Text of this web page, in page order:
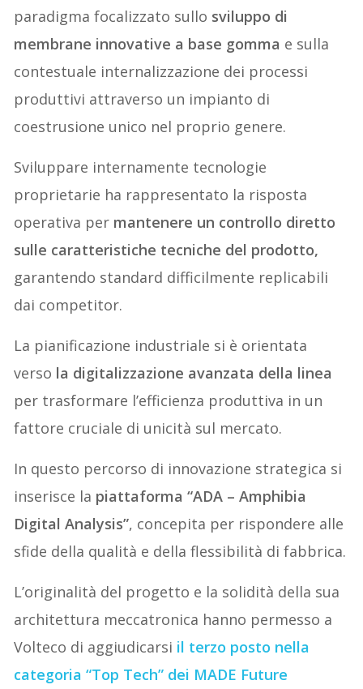
paradigma focalizzato sullo sviluppo di
membrane innovative a base gomma e sulla
contestuale internalizzazione dei processi
produttivi attraverso un impianto di
coestrusione unico nel proprio genere.
Sviluppare internamente tecnologie
proprietarie ha rappresentato la risposta
operativa per mantenere un controllo diretto
sulle caratteristiche tecniche del prodotto,
garantendo standard difficilmente replicabili
dai competitor.
La pianificazione industriale si è orientata
verso la digitalizzazione avanzata della linea
per trasformare l’efficienza produttiva in un
fattore cruciale di unicità sul mercato.
In questo percorso di innovazione strategica si
inserisce la piattaforma “ADA – Amphibia
Digital Analysis”, concepita per rispondere alle
sfide della qualità e della flessibilità di fabbrica.
L’originalità del progetto e la solidità della sua
architettura meccatronica hanno permesso a
Volteco di aggiudicarsi il terzo posto nella
categoria “Top Tech” dei MADE Future